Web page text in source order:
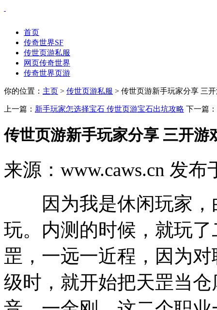
首页
传奇世界SF
传世页游私服
网页传奇世界
传奇世界页游
你的位置： 主页 > 传世页游私服 > 传世页游新手玩家分享 三
上一篇： 新手玩家怎选择宝石 传世页游宝石出坑攻略 下一篇：
传世页游新手玩家分享 三开游
来源：www.caws.cn 发
因为我是休闲玩家，
玩。内测的时候，就玩
罡，一远一近程，因为
级时，就开始把天罡当